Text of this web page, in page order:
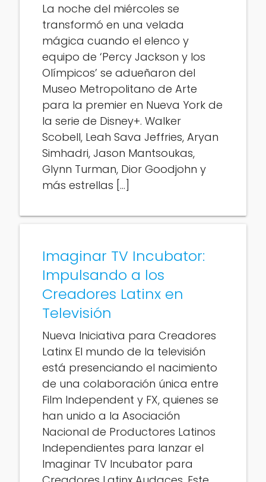
La noche del miércoles se
transformó en una velada
mágica cuando el elenco y
equipo de ‘Percy Jackson y los
Olímpicos’ se adueñaron del
Museo Metropolitano de Arte
para la premier en Nueva York de
la serie de Disney+. Walker
Scobell, Leah Sava Jeffries, Aryan
Simhadri, Jason Mantsoukas,
Glynn Turman, Dior Goodjohn y
más estrellas […]
Imaginar TV Incubator:
Impulsando a los
Creadores Latinx en
Televisión
Nueva Iniciativa para Creadores
Latinx El mundo de la televisión
está presenciando el nacimiento
de una colaboración única entre
Film Independent y FX, quienes se
han unido a la Asociación
Nacional de Productores Latinos
Independientes para lanzar el
Imaginar TV Incubator para